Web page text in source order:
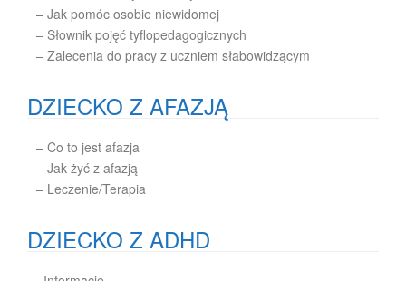
– Jak pomóc osobie niewidomej
– Słownik pojęć tyflopedagogicznych
– Zalecenia do pracy z uczniem słabowidzącym
DZIECKO Z AFAZJĄ
– Co to jest afazja
– Jak żyć z afazją
– Leczenie/Terapia
DZIECKO Z ADHD